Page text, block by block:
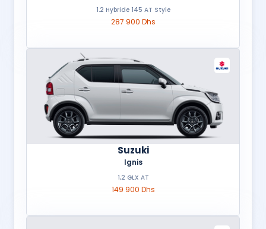
1.2 Hybride 145 AT Style
287 900 Dhs
Suzuki
Ignis
1,2 GLX AT
149 900 Dhs